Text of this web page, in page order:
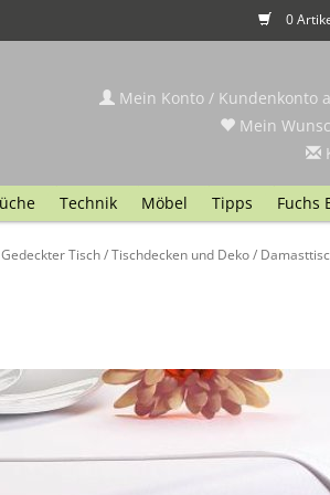
0
Technik Möbel Tipps Fuchs
Mein Konto / Kundenkonto
Mein
Gedeckter Tisch/Tischdecken und Deko/